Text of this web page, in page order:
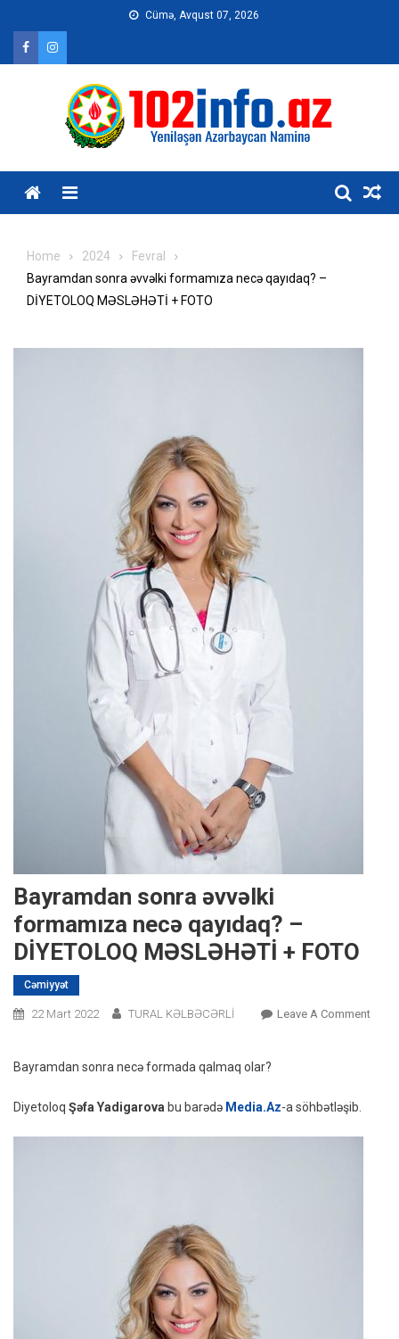
content
Cümə, Avqust 07, 2026
Home 2024
Fevral
Bayramdan sonra əvvəlki formamıza necə qayıdaq? –
DİYETOLOQ MƏSLƏHƏTİ + FOTO
Bayramdan sonra əvvəlki
formamıza necə qayıdaq? –
DİYETOLOQ MƏSLƏHƏTİ + FOTO
Cəmiyyət
22 Mart 2022 TURAL KƏLBƏCƏRLİ Leave A CommentOn
Bayramdan sonra necə formada qalmaq olar?
Diyetoloq Şəfa Yadigarova bu barədə Media.Az-a söhbətləşib.